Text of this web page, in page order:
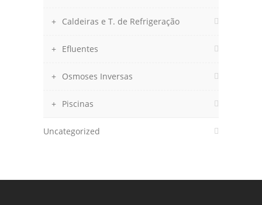
Caldeiras e T. de Refrigeração
Efluentes
Osmoses Inversas
Piscinas
Uncategorized